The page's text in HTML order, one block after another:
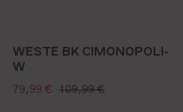
WESTE BK CIMONOPOLI-
W
verkaufspreis:
79,99 € regulärer preis:
109,99 €